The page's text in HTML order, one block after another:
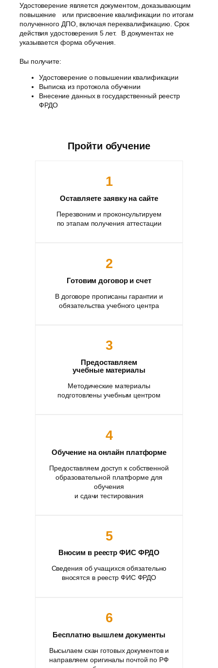
Удостоверение является документом, доказывающим
повышение или присвоение квалификации по итогам
полученного ДПО, включая переквалификацию. Срок
действия удостоверения 5 лет. В документах не
указывается форма обучения.
Вы получите:
Удостоверение о повышении квалификации
Выписка из протокола обучении
Внесение данных в государственный реестр
ФРДО
Пройти обучение
1
Оставляете заявку на сайте
Перезвоним и проконсультируем
по этапам получения аттестации
2
Готовим договор и счет
В договоре прописаны гарантии и
обязательства учебного центра
3
Предоставляем
учебные материалы
Методические материалы
подготовлены учебным центром
4
Обучение на онлайн платформе
Предоставляем доступ к собственной
образовательной платформе для
обучения
и сдачи тестирования
5
Вносим в реестр ФИС ФРДО
Сведения об учащихся обязательно
вносятся в реестр ФИС ФРДО
6
Бесплатно вышлем документы
Высылаем скан готовых документов и
направляем оригиналы почтой по РФ